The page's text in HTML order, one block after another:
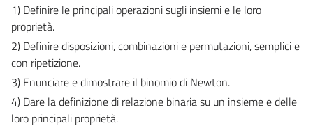
1) Definire le principali operazioni sugli insiemi e le loro
proprietà.
2) Definire disposizioni, combinazioni e permutazioni, semplici e
con ripetizione.
3) Enunciare e dimostrare il binomio di Newton.
4) Dare la definizione di relazione binaria su un insieme e delle
loro principali proprietà.